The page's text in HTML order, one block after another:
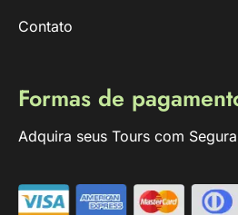
Contato
Formas de
Adquira seus Tours com